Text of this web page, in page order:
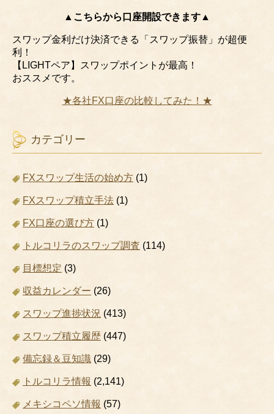
▲こちらから口座開設できます▲
スワップ金利だけ決済できる「スワップ振替」が超便
利！
【LIGHTペア】スワップポイントが最高！
おススメです。
★各社FX口座の比較してみた！★
カテゴリー
FXスワップ生活の始め方 (1)
FXスワップ積立手法 (1)
FX口座の選び方 (1)
トルコリラのスワップ調査 (114)
目標想定 (3)
収益カレンダー (26)
スワップ進捗状況 (413)
スワップ積立履歴 (447)
備忘録＆豆知識 (29)
トルコリラ情報 (2,141)
メキシコペソ情報 (57)